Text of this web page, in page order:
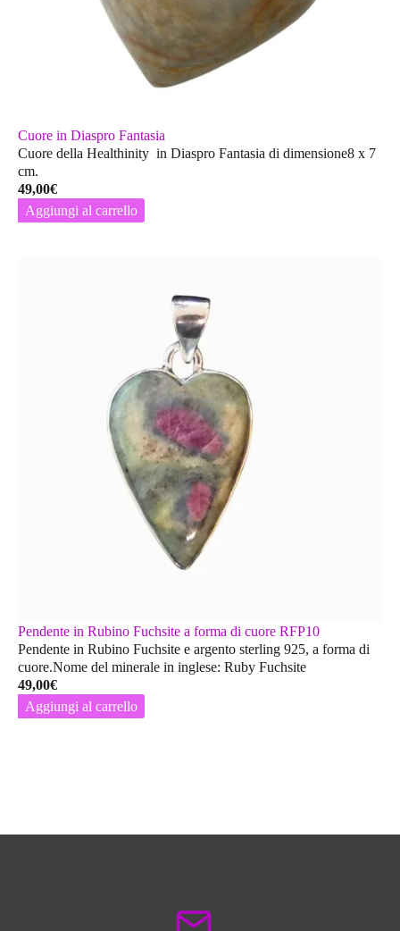
Cuore in Diaspro Fantasia
Cuore della Healthinity in Diaspro Fantasia di dimensione8 x 7
cm.
49,00€
Aggiungi al carrello
Pendente in Rubino Fuchsite a forma di cuore RFP10
Pendente in Rubino Fuchsite e argento sterling 925, a forma di
cuore.Nome del minerale in inglese: Ruby Fuchsite
49,00€
Aggiungi al carrello